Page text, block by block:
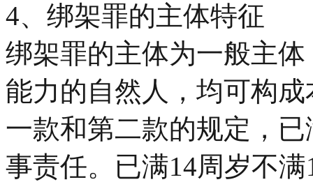
4、绑架罪的主体特征
绑架罪的主体为一般主
能力的自然人，均可构
一款和第二款的规定，
事责任。已满14周岁不